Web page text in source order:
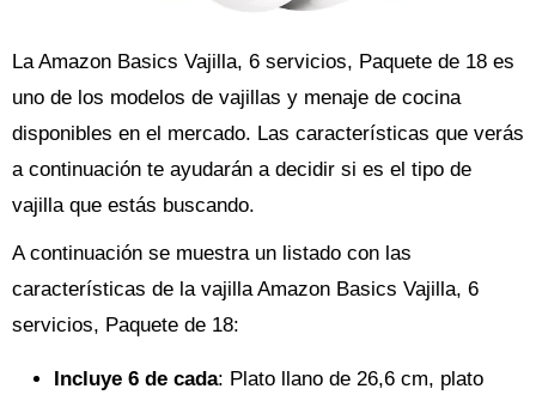
La Amazon Basics Vajilla, 6 servicios, Paquete de 18 es
uno de los modelos de vajillas y menaje de cocina
disponibles en el mercado. Las características que verás
a continuación te ayudarán a decidir si es el tipo de
vajilla que estás buscando.
A continuación se muestra un listado con las
características de la vajilla Amazon Basics Vajilla, 6
servicios, Paquete de 18:
Incluye 6 de cada: Plato llano de 26,6 cm, plato